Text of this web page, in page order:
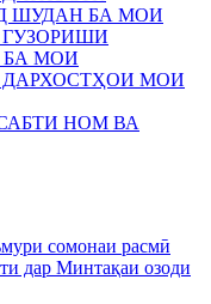
ШУДАН БА МОИ
ГУЗОРИШИ
БА МОИ
ДАРХОСТҲОИ МОИ
НОМ ВА
сомонаи расмӣ
дар Минтақаи озоди